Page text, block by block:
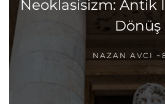
Neoklasisizm: Antik
Dönüş
NAZAN AVCI